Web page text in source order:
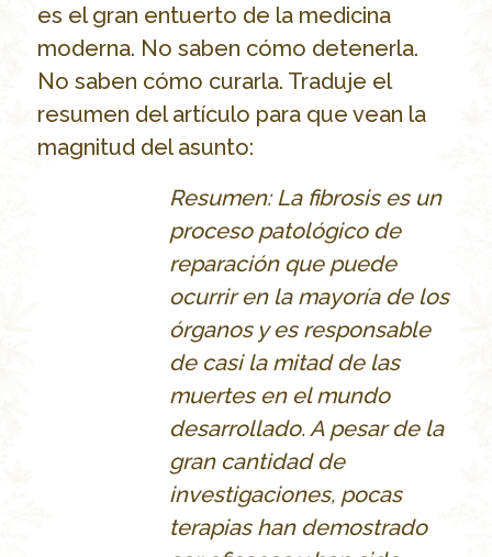
es el gran entuerto de la medicina
moderna. No saben cómo detenerla.
No saben cómo curarla. Traduje el
resumen del artículo para que vean la
magnitud del asunto:
Resumen: La fibrosis es un
proceso patológico de
reparación que puede
ocurrir en la mayoría de los
órganos y es responsable
de casi la mitad de las
muertes en el mundo
desarrollado. A pesar de la
gran cantidad de
investigaciones, pocas
terapias han demostrado